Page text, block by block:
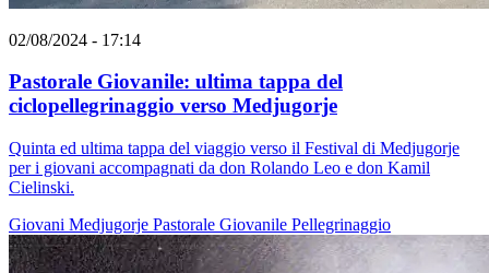
02/08/2024 - 17:14
Pastorale Giovanile: ultima tappa del
ciclopellegrinaggio verso Medjugorje
Quinta ed ultima tappa del viaggio verso il Festival di Medjugorje
per i giovani accompagnati da don Rolando Leo e don Kamil
Cielinski.
Giovani Medjugorje Pastorale Giovanile Pellegrinaggio